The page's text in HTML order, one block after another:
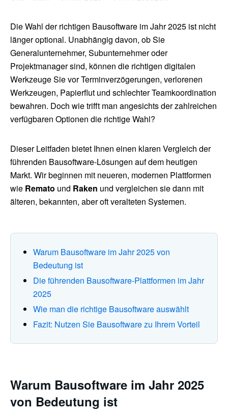
Die Wahl der richtigen Bausoftware im Jahr 2025 ist nicht
länger optional. Unabhängig davon, ob Sie
Generalunternehmer, Subunternehmer oder
Projektmanager sind, können die richtigen digitalen
Werkzeuge Sie vor Terminverzögerungen, verlorenen
Werkzeugen, Papierflut und schlechter Teamkoordination
bewahren. Doch wie trifft man angesichts der zahlreichen
verfügbaren Optionen die richtige Wahl?
Dieser Leitfaden bietet Ihnen einen klaren Vergleich der
führenden Bausoftware-Lösungen auf dem heutigen
Markt. Wir beginnen mit neueren, modernen Plattformen
wie Remato und Raken und vergleichen sie dann mit
älteren, bekannten, aber oft veralteten Systemen.
Warum Bausoftware im Jahr 2025 von
Bedeutung ist
Die führenden Bausoftware-Plattformen im Jahr
2025
Wie man die richtige Bausoftware auswählt
Fazit: Nutzen Sie Bausoftware zu Ihrem Vorteil
Warum Bausoftware im Jahr 2025
von Bedeutung ist